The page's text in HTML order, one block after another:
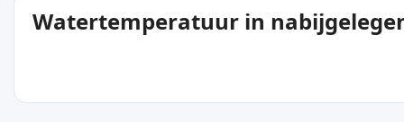
Watertemperatuur in